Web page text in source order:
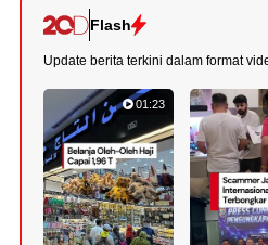
Flash
Update berita terkini dalam format
01:23